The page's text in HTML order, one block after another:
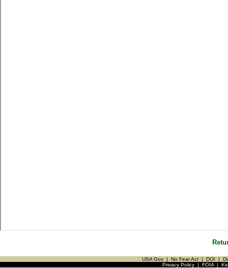
USA Gov | No Fear Act | DOI |
Privacy Policy| FOIA|